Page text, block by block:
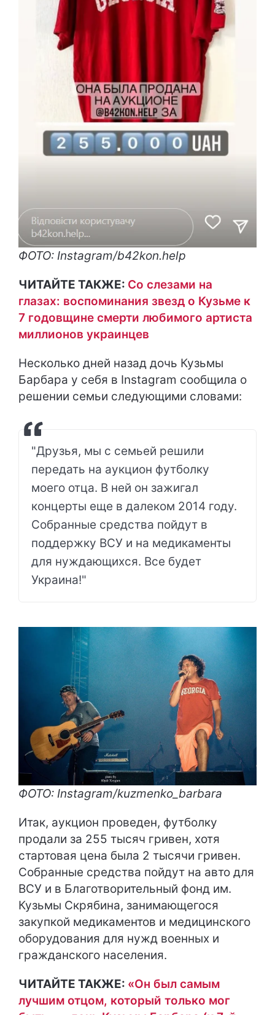
ФОТО: Instagram/b42kon.help
ЧИТАЙТЕ ТАКЖЕ: Со слезами на
глазах: воспоминания звезд о Кузьме к
7 годовщине смерти любимого артиста
миллионов украинцев
Несколько дней назад дочь Кузьмы
Барбара у себя в Instagram сообщила о
решении семьи следующими словами:
"Друзья, мы с семьей решили
передать на аукцион футболку
моего отца. В ней он зажигал
концерты еще в далеком 2014 году.
Собранные средства пойдут в
поддержку ВСУ и на медикаменты
для нуждающихся. Все будет
Украина!"
ФОТО: Instagram/kuzmenko_barbara
Итак, аукцион проведен, футболку
продали за 255 тысяч гривен, хотя
стартовая цена была 2 тысячи гривен.
Собранные средства пойдут на авто для
ВСУ и в Благотворительный фонд им.
Кузьмы Скрябина, занимающегося
закупкой медикаментов и медицинского
оборудования для нужд военных и
гражданского населения.
ЧИТАЙТЕ ТАКЖЕ: «Он был самым
лучшим отцом, который только мог